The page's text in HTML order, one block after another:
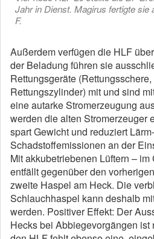
Jahr in Dienst. Magirus fertigte sie
F.
Außerdem verfügen die HLF
der Beladung führen sie
Rettungsgeräte
Rettungszylinder) mit und sind
eine autarke Stromerzeugung
werden die alten Stromerzeuger
spart Gewicht und reduziert
Schadstoffemissionen an der
Mit akkubetriebenen Lüftern –
entfällt gegenüber den
zweite Haspel am Heck. Die
Schlauchhaspel kann deshalb
werden. Positiver Effekt: Der
Hecks bei Abbiegevorgängen ist